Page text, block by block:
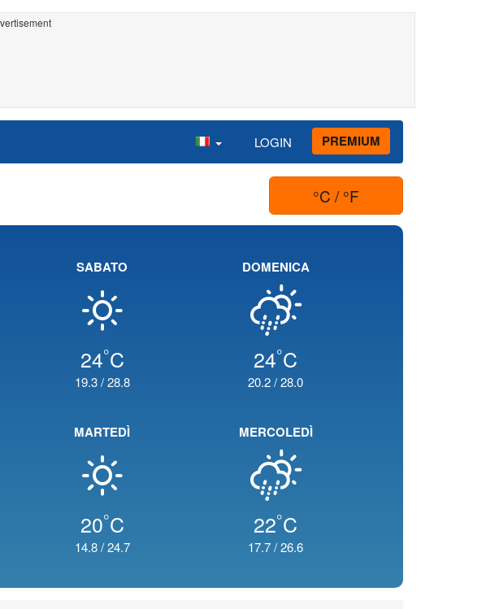
LOGIN PREMIUM
°C / °F
SABATO
24°C
19.3/28.8
DOMENICA
24°C
20.2/28.0
MARTEDÌ
20°C
14.8/24.7
MERCOLEDÌ
22°C
17.7/26.6